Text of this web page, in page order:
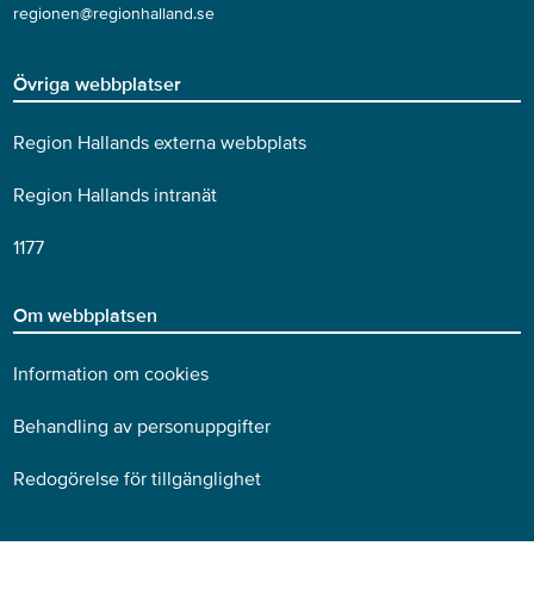
regionen@regionhalland.se
Övriga webbplatser
Region Hallands externa webbplats
Region Hallands intranät
1177
Om webbplatsen
Information om cookies
Behandling av personuppgifter
Redogörelse för tillgänglighet